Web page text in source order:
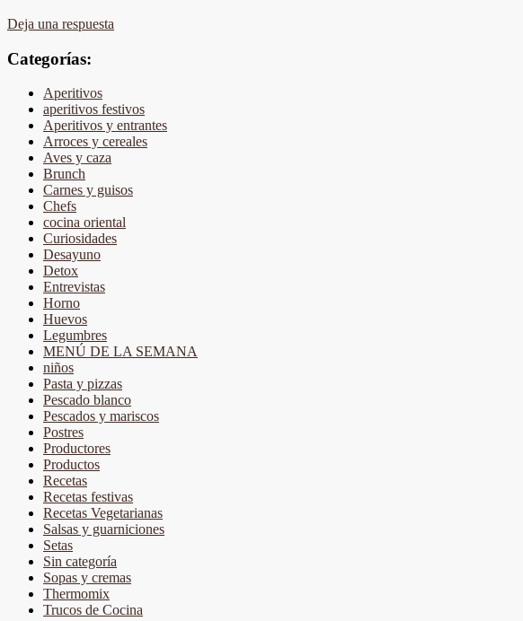
Deja una respuesta
Categorías:
Aperitivos
aperitivos festivos
Aperitivos y entrantes
Arroces y cereales
Aves y caza
Brunch
Carnes y guisos
Chefs
cocina oriental
Curiosidades
Desayuno
Detox
Entrevistas
Horno
Huevos
Legumbres
MENÚ DE LA SEMANA
niños
Pasta y pizzas
Pescado blanco
Pescados y mariscos
Postres
Productores
Productos
Recetas
Recetas festivas
Recetas Vegetarianas
Salsas y guarniciones
Setas
Sin categoría
Sopas y cremas
Thermomix
Trucos de Cocina